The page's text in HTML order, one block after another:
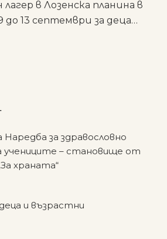
в Лозенска планина в
до 13 септември за деца…
за здравословно
учениците – становище от
храната“
и възрастни